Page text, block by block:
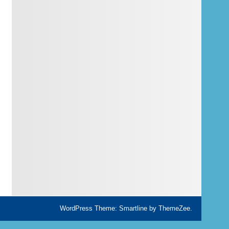
WordPress Theme: Smartline by ThemeZee.